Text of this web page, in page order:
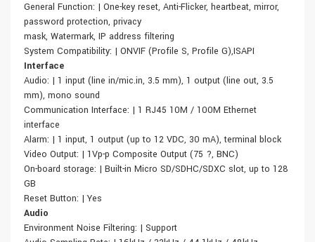
General Function: | One-key reset, Anti-Flicker, heartbeat, mirror,
password protection, privacy
mask, Watermark, IP address filtering
System Compatibility: | ONVIF (Profile S, Profile G),ISAPI
Interface
Audio: | 1 input (line in/mic.in, 3.5 mm), 1 output (line out, 3.5
mm), mono sound
Communication Interface: | 1 RJ45 10M / 100M Ethernet
interface
Alarm: | 1 input, 1 output (up to 12 VDC, 30 mA), terminal block
Video Output: | 1Vp-p Composite Output (75 ?, BNC)
On-board storage: | Built-in Micro SD/SDHC/SDXC slot, up to 128
GB
Reset Button: | Yes
Audio
Environment Noise Filtering: | Support